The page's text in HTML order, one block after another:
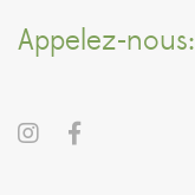
Appelez-nous: